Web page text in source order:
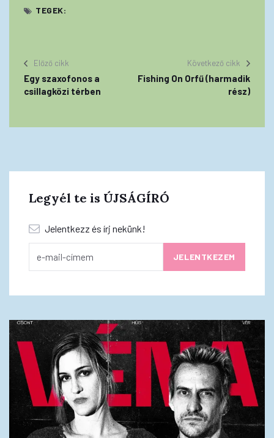
TEGEK:
Előző cikk
Egy szaxofonos a
csillagközi térben
Következő cikk
Fishing On Orfű (harmadik
rész)
Legyél te is ÚJSÁGÍRÓ
Jelentkezz és írj nekünk!